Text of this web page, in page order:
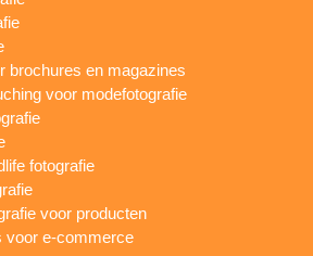
brochures en magazines
voor modefotografie
fotografie
voor producten
voor e-commerce